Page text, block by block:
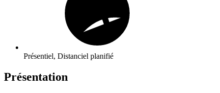
Présentiel, Distanciel planifié
Présentation